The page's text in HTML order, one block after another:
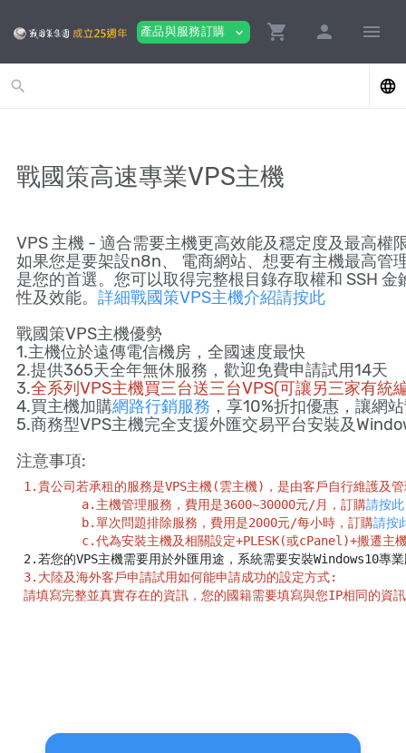
產品與服務訂購 expand_more shopping_cart person menu
search language
戰國策高速專業VPS主機
VPS 主機 - 適合需要主機更高效能及穩定度及最高權
如果您是要架設n8n、 電商網站、想要有主機最高管
是您的首選。您可以取得完整根目錄存取權和 SSH
性及效能。 詳細戰國策VPS主機介紹請按此
戰國策VPS主機優勢
1.主機位於遠傳電信機房，全國速度最快
2.提供365天全年無休服務，歡迎免費申請試用14天
3.全系列VPS主機買三台送三台VPS(可讓另三家有統
4.買主機加購網路行銷服務 ，享10%折扣優惠，讓網
5.商務型VPS主機完全支援外匯交易平台安裝及
注意事項:
1.貴公司若承租的服務是VPS主機(雲主機)，是由客戶自行維護及
a.主機管理服務，費用是3600~30000元/月，訂購請按此
b.單次問題排除服務，費用是2000元/每小時，訂購請按
c.代為安裝主機及相關設定+PLESK(或cPanel)+搬遷主機
2.若您的VPS主機需要用於外匯用途，系統需要安裝Windows10專
3.大陸及海外客戶申請試用如何能申請成功的設定方式:
請填寫完整並真實存在的資訊，您的國籍需要填寫與您IP相同的資